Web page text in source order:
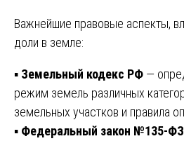
Важнейшие правовые аспекты,
доли в земле:
▪️ Земельный кодекс РФ —
режим земель различных
земельных участков и правила
▪️ Федеральный закон №135-ФЗ